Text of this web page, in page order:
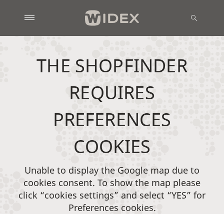
THE SHOPFINDER
REQUIRES
PREFERENCES
COOKIES
Unable to display the Google map due to
cookies consent. To show the map please
click “cookies settings” and select “YES” for
Preferences cookies.